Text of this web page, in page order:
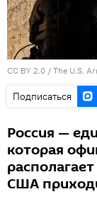
CC BY 2.0 / The U.S.
Подписаться
Россия —
которая
США